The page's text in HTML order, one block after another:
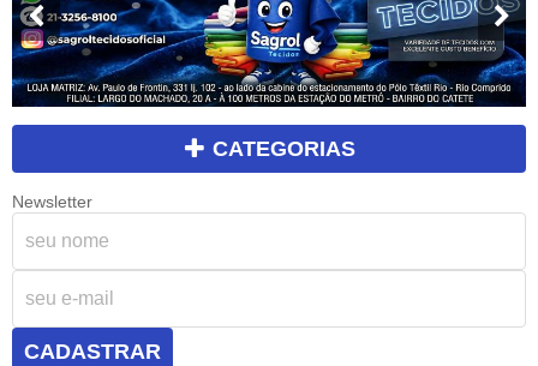
CATEGORIAS
Newsletter
CADASTRAR